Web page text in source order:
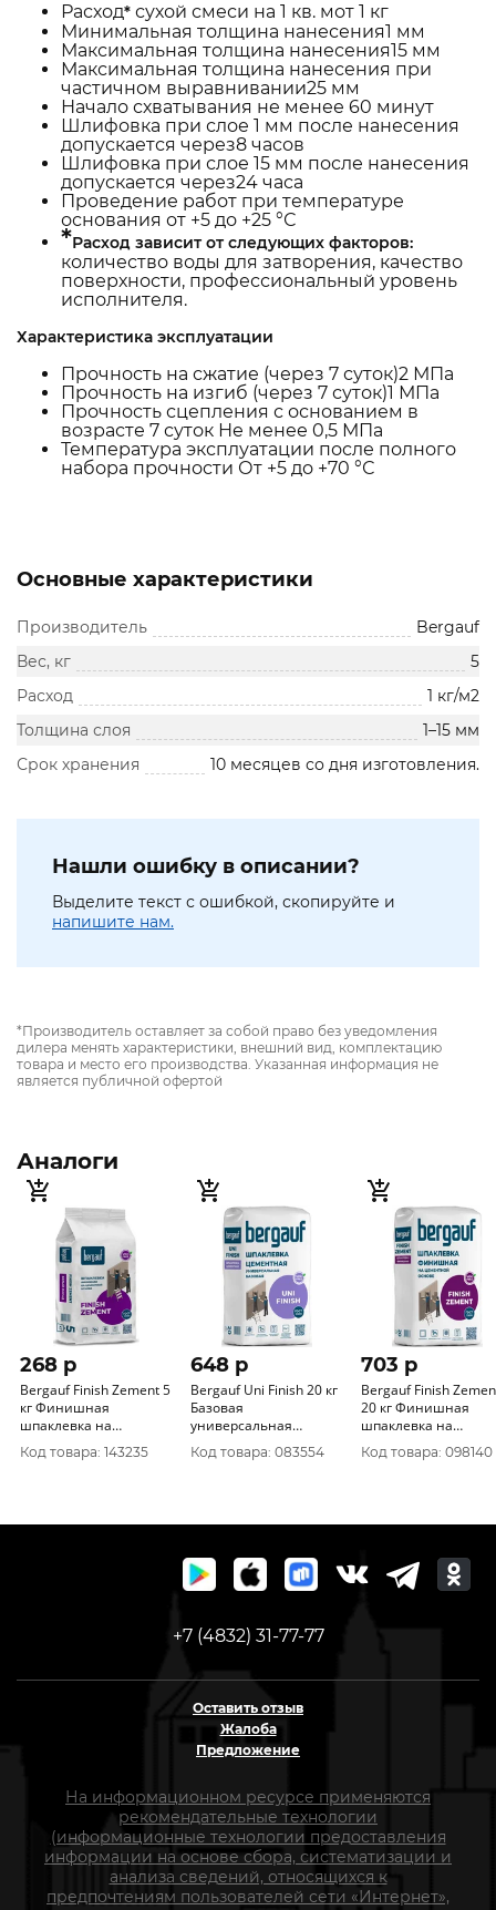
Расход* сухой смеси на 1 кв. мот 1 кг
Минимальная толщина нанесения1 мм
Максимальная толщина нанесения15 мм
Максимальная толщина нанесения при
частичном выравнивании25 мм
Начало схватывания не менее 60 минут
Шлифовка при слое 1 мм после нанесения
допускается через8 часов
Шлифовка при слое 15 мм после нанесения
допускается через24 часа
Проведение работ при температуре
основания от +5 до +25 °С
*Расход зависит от следующих факторов:
количество воды для затворения, качество
поверхности, профессиональный уровень
исполнителя.
Характеристика эксплуатации
Прочность на сжатие (через 7 суток)2 МПа
Прочность на изгиб (через 7 суток)1 МПа
Прочность сцепления с основанием в
возрасте 7 суток Не менее 0,5 МПа
Температура эксплуатации после полного
набора прочности От +5 до +70 °С
Основные характеристики
Производитель
Bergauf
Вес, кг
5
Расход
1 кг/м2
Толщина слоя
1–15 мм
Срок хранения
10 месяцев со дня изготовления.
Нашли ошибку в описании?
Выделите текст с ошибкой, скопируйте и
напишите нам.
*Производитель оставляет за собой право без уведомления
дилера менять характеристики, внешний вид, комплектацию
товара и место его производства. Указанная информация не
является публичной офертой
Аналоги
268 p
Bergauf Finish Zement 5
кг Финишная
шпаклевка на
цементной основе
Код товара: 143235
648 p
Bergauf Uni Finish 20 кг
Базовая
универсальная
цементная шпаклевка
Код товара: 083554
703 p
Bergauf Finish
20 кг Финишная
шпаклевка на
цементной основе
Код товара: 098140
+7 (4832) 31-77-77
Оставить отзыв
Жалоба
Предложение
На информационном ресурсе применяются
рекомендательные технологии
(информационные технологии предоставления
информации на основе сбора, систематизации и
анализа сведений, относящихся к
предпочтениям пользователей сети «Интернет»,